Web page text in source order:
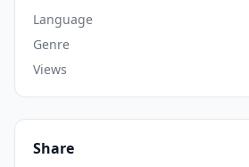
Language
Genre
Views
Share